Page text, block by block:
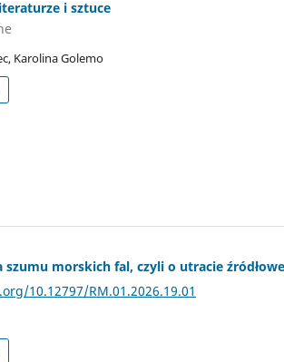
i sztuce
Karolina Golemo
szumu morskich fal, czyli o utracie
10.12797/RM.01.2026.19.01